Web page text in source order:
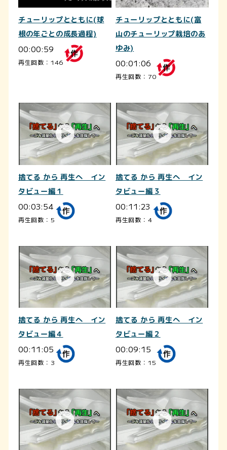
チューリップとともに(球
根の年ごとの成長過程)
00:00:59
再生回数：146
チューリップとともに(富
山のチューリップ栽培のあ
ゆみ)
00:01:06
再生回数：70
捨てる から 再生へ イン
タビュー編１
00:03:54
再生回数：5
捨てる から 再生へ イン
タビュー編３
00:11:23
再生回数：4
捨てる から 再生へ イン
タビュー編４
00:11:05
再生回数：3
捨てる から 再生へ イン
タビュー編２
00:09:15
再生回数：15